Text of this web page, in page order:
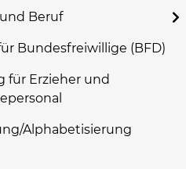
Beruf
Bundesfreiwillige (BFD)
für Erzieher und
Alphabetisierung